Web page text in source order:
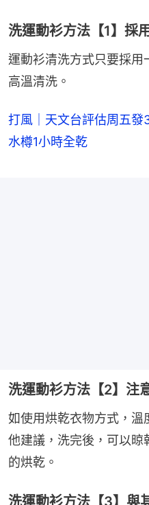
洗運動衫方法【1】採
運動衫清洗方式只要採用
高溫清洗。
打風｜天文台評估周五發
水樽1小時全乾
洗運動衫方法【2】注
如使用烘乾衣物方式，溫
他建議，洗完後，可以晾
的烘乾。
洗運動衫方法【3】與